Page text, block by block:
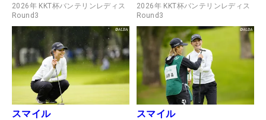
2026年 KKT杯バンテリンレディス
Round3
2026年 KKT杯バンテリンレディス
Round3
スマイル スマイル